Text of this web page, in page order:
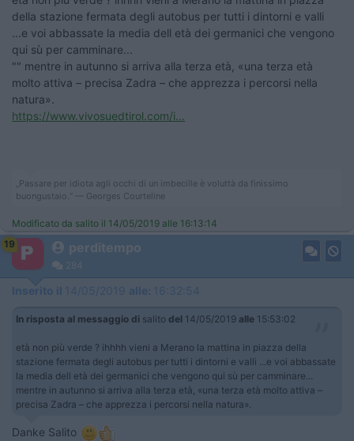
della stazione fermata degli autobus per tutti i dintorni e valli
...e voi abbassate la media dell età dei germanici che vengono
qui sù per camminare...
"" mentre in autunno si arriva alla terza età, «una terza età
molto attiva – precisa Zadra – che apprezza i percorsi nella
natura».
https://www.vivosuedtirol.com/i...
„Passare per idiota agli occhi di un imbecille è voluttà da finissimo
buongustaio.“ — Georges Courteline
Modificato da salito il 14/05/2019 alle 16:13:14
19
perditempo
284
Inserito il 14/05/2019 alle: 16:32:54
In risposta al messaggio di salito del 14/05/2019 alle 15:53:02
età non più verde ? ihhhh vieni a Merano la mattina in piazza della
stazione fermata degli autobus per tutti i dintorni e valli ...e voi abbassate
la media dell età dei germanici che vengono qui sù per camminare...
mentre in autunno si arriva alla terza età, «una terza età molto attiva –
precisa Zadra – che apprezza i percorsi nella natura».
Danke Salito